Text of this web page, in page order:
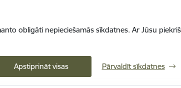
obligāti nepieciešamās sīkdatnes. Ar Jūsu
Apstiprināt visas Pārvaldīt sīkdatnes